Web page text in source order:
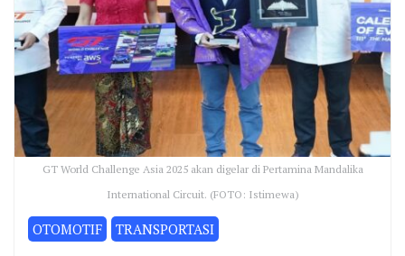
GT World Challenge Asia 2025 akan digelar di Pertamina Mandalika
International Circuit. (FOTO: Istimewa)
OTOMOTIF TRANSPORTASI